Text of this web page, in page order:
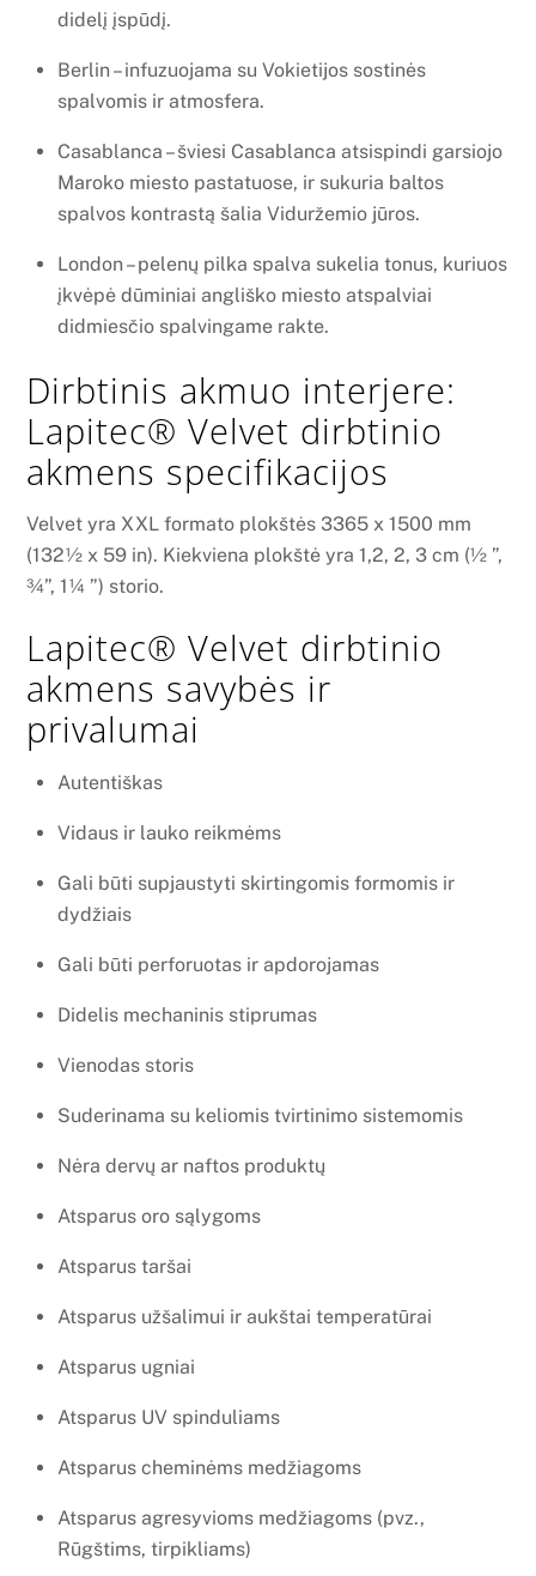
didelį įspūdį.
Berlin – infuzuojama su Vokietijos sostinės
spalvomis ir atmosfera.
Casablanca – šviesi Casablanca atsispindi garsiojo
Maroko miesto pastatuose, ir sukuria baltos
spalvos kontrastą šalia Viduržemio jūros.
London – pelenų pilka spalva sukelia tonus, kuriuos
įkvėpė dūminiai angliško miesto atspalviai
didmiesčio spalvingame rakte.
Dirbtinis akmuo interjere:
Lapitec® Velvet dirbtinio
akmens specifikacijos
Velvet yra XXL formato plokštės 3365 x 1500 mm
(132½ x 59 in). Kiekviena plokštė yra 1,2, 2, 3 cm (½ ”,
¾”, 1¼ ”) storio.
Lapitec® Velvet dirbtinio
akmens savybės ir
privalumai
Autentiškas
Vidaus ir lauko reikmėms
Gali būti supjaustyti skirtingomis formomis ir
dydžiais
Gali būti perforuotas ir apdorojamas
Didelis mechaninis stiprumas
Vienodas storis
Suderinama su keliomis tvirtinimo sistemomis
Nėra dervų ar naftos produktų
Atsparus oro sąlygoms
Atsparus taršai
Atsparus užšalimui ir aukštai temperatūrai
Atsparus ugniai
Atsparus UV spinduliams
Atsparus cheminėms medžiagoms
Atsparus agresyvioms medžiagoms (pvz.,
Rūgštims, tirpikliams)